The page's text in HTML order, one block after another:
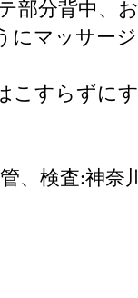
分背中、
マッサー
すらずに
、検査:神奈